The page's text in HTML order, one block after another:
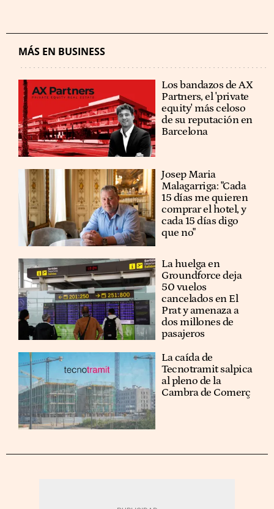
MÁS EN BUSINESS
Los bandazos de AX
Partners, el 'private
equity' más celoso
de su reputación en
Barcelona
​​Josep Maria
Malagarriga: "Cada
15 días me quieren
comprar el hotel, y
cada 15 días digo
que no"
La huelga en
Groundforce deja
50 vuelos
cancelados en El
Prat y amenaza a
dos millones de
pasajeros
La caída de
Tecnotramit salpica
al pleno de la
Cambra de Comerç